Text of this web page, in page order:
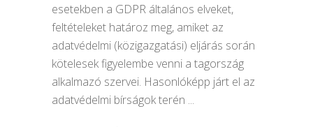
esetekben a GDPR általános elveket,
feltételeket határoz meg, amiket az
adatvédelmi (közigazgatási) eljárás során
kötelesek figyelembe venni a tagország
alkalmazó szervei. Hasonlóképp járt el az
adatvédelmi bírságok terén